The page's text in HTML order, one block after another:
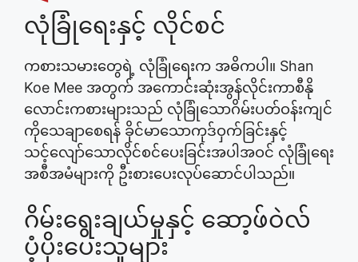
လုံခြုံရေးနှင့် လိုင်စင်
ကစားသမားတွေရဲ့ လုံခြုံရေးက အဓိကပါ။ Shan
Koe Mee အတွက် အကောင်းဆုံးအွန်လိုင်းကာစီနို
လောင်းကစားများသည် လုံခြုံသောဂိမ်းပတ်ဝန်းကျင်
ကိုသေချာစေရန် ခိုင်မာသောကုဒ်ဝှက်ခြင်းနှင့်
သင့်လျော်သောလိုင်စင်ပေးခြင်းအပါအဝင် လုံခြုံရေး
အစီအမံများကို ဦးစားပေးလုပ်ဆောင်ပါသည်။
ဂိမ်းရွေးချယ်မှုနှင့် ဆော့ဖ်ဝဲလ်
ပံ့ပိုးပေးသူများ